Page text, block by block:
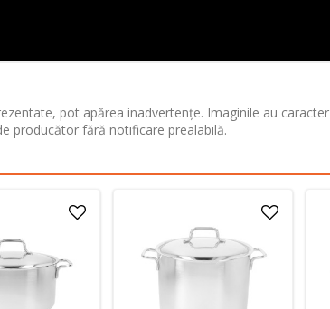
pot apărea inadvertențe. Imaginile au caracter
producător fără notificare prealabilă.